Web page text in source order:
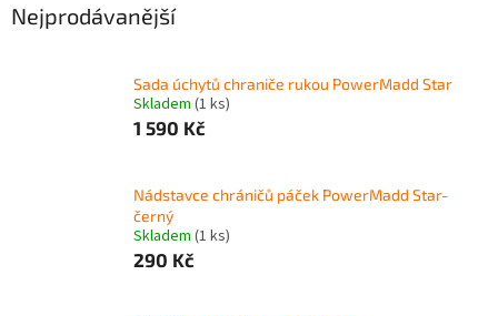
Nejprodávanější
Sada úchytů chraniče rukou PowerMadd Star
Skladem (1 ks)
1 590 Kč
Nádstavce chráničů páček PowerMadd Star-
černý
Skladem (1 ks)
290 Kč